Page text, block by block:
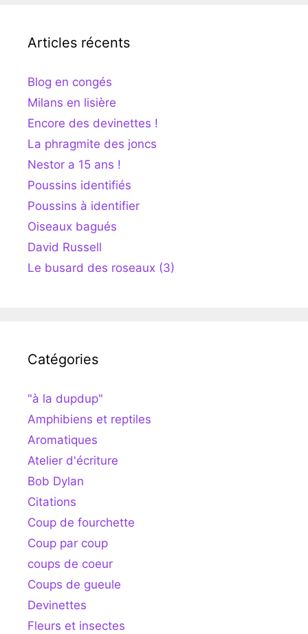
Articles récents
Blog en congés
Milans en lisière
Encore des devinettes !
La phragmite des joncs
Nestor a 15 ans !
Poussins identifiés
Poussins à identifier
Oiseaux bagués
David Russell
Le busard des roseaux (3)
Catégories
"à la dupdup"
Amphibiens et reptiles
Aromatiques
Atelier d'écriture
Bob Dylan
Citations
Coup de fourchette
Coup par coup
coups de coeur
Coups de gueule
Devinettes
Fleurs et insectes